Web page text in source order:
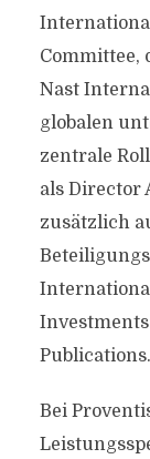
Committee,
Nast
globalen
zentrale
als Director
zusätzlich
Publications.
Bei